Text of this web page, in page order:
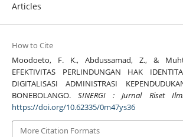
Articles
How to Cite
Moodoeto, F. K., Abdussamad, Z., &
EFEKTIVITAS PERLINDUNGAN HAK
DIGITALISASI ADMINISTRASI
BONEBOLANGO.SINERGI : Jurnal Riset
https://doi.org/10.62335/0m47ys36
More Citation Formats